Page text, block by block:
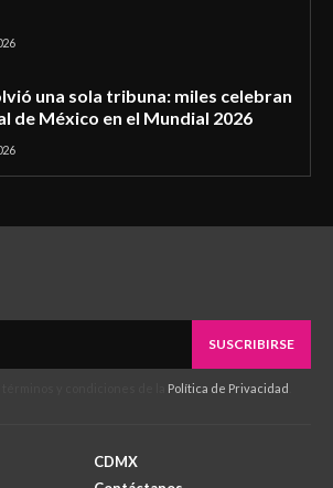
una sola tribuna: miles celebran
de México en el Mundial 2026
SUSCRIBIRSE
Política de Privacidad
CDMX